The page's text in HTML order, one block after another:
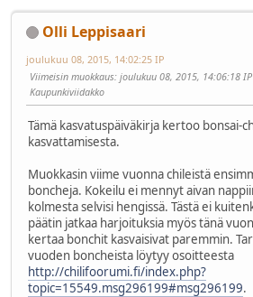
Olli Leppisaari
joulukuu 08, 2015, 14:02:25 IP
Viimeisin muokkaus: joulukuu 08, 2015, 14:06:18
Kaupunkiviidakko
Tämä kasvatuspäiväkirja kertoo bonsai-
kasvattamisesta.
Muokkasin viime vuonna chileistä
boncheja. Kokeilu ei mennyt aivan
kolmesta selvisi hengissä. Tästä ei
päätin jatkaa harjoituksia myös tänä
kertaa bonchit kasvaisivat paremmin.
vuoden boncheista löytyy osoitteesta
http://chilifoorumi.fi/index.php?
topic=15549.msg296199#msg296199.